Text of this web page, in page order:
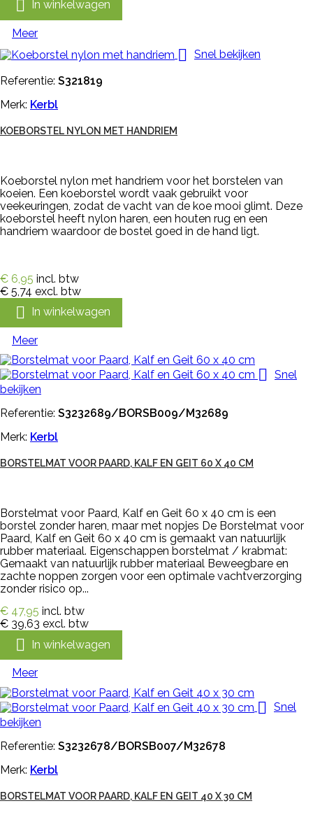
 In winkelwagen
Meer
 Snel bekijken
Referentie: S321819
Merk: Kerbl
KOEBORSTEL NYLON MET HANDRIEM
Koeborstel nylon met handriem voor het borstelen van
koeien. Een koeborstel wordt vaak gebruikt voor
veekeuringen, zodat de vacht van de koe mooi glimt. Deze
koeborstel heeft nylon haren, een houten rug en een
handriem waardoor de bostel goed in de hand ligt.
€ 6,95 incl. btw
€ 5,74 excl. btw
 In winkelwagen
Meer

Snel
bekijken
Referentie: S3232689/BORSB009/M32689
Merk: Kerbl
BORSTELMAT VOOR PAARD, KALF EN GEIT 60 X 40 CM
Borstelmat voor Paard, Kalf en Geit 60 x 40 cm is een
borstel zonder haren, maar met nopjes De Borstelmat voor
Paard, Kalf en Geit 60 x 40 cm is gemaakt van natuurlijk
rubber materiaal. Eigenschappen borstelmat / krabmat:
Gemaakt van natuurlijk rubber materiaal Beweegbare en
zachte noppen zorgen voor een optimale vachtverzorging
zonder risico op...
€ 47,95 incl. btw
€ 39,63 excl. btw
 In winkelwagen
Meer

Snel
bekijken
Referentie: S3232678/BORSB007/M32678
Merk: Kerbl
BORSTELMAT VOOR PAARD, KALF EN GEIT 40 X 30 CM